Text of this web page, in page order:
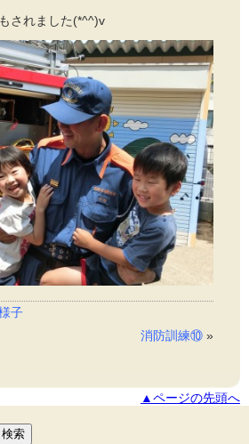
されました(*^^)v
子
消防訓練⑩ »
▲ページの先頭へ